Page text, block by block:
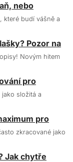
nebo
které budí vášně a
Pozor na
Novým hitem
pro
složitá a
pro
zkracované jako
Jak chytře